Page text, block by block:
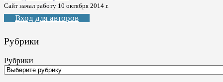
Сайт начал работу 10 октября 2014 г.
Вход для авторов
Рубрики
Рубрики